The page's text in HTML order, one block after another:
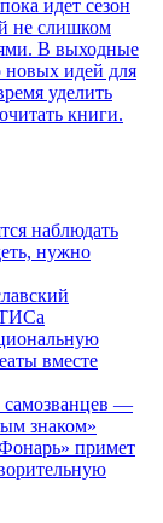
идет сезон
не слишком
В выходные
новых идей для
уделить
книги.
наблюдать
нужно
вместе
самозванцев —
знаком»
примет